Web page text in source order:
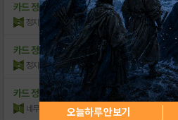
카드 정보 [화속성] 남원 고을 전통 사또 변학
정지환GG4N 조회수:426 | 17.12.22
카드 정보 [화/암속성] 치즈루 (마족)
정지환GG4N 조회수:497 | 17.12.22 1
카드 정보 메어레스 다이트메어=라키토 추가
네무네코GG8N 조회수:667 | 17.10.11
오늘하루 안보기